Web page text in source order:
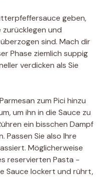
geben,
und
sind. Mach dir
Phase ziemlich suppig
verdicken als Sie
zum Pici hinzu
um ihn in die Sauce zu
ein bisschen Dampf
Passen Sie also Ihre
Möglicherweise
reservierten Pasta -
Sauce lockert und rührt,